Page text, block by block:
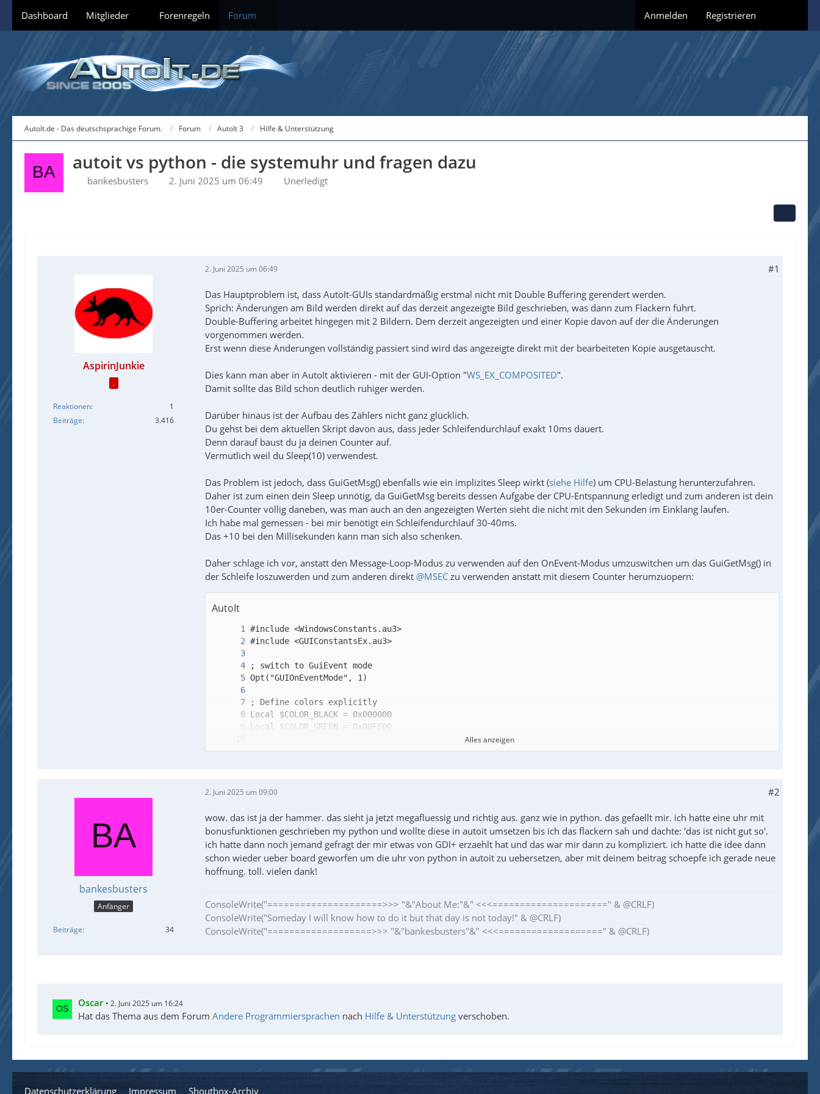
Dashboard Mitglieder Forenregeln Forum Anmelden Registrieren
AutoIt.de - Das deutschsprachige Forum. Forum AutoIt 3 Hilfe & Unterstützung
autoit vs python - die systemuhr und fragen dazu
bankesbusters 2. Juni 2025 um 06:49 Unerledigt
AspirinJunkie
.
Reaktionen
1
Beiträge
3.416
2. Juni 2025 um 06:49 #1
Das Hauptproblem ist, dass AutoIt-GUIs standardmäßig erstmal nicht mit Double Buffering gerendert werden.
Sprich: Änderungen am Bild werden direkt auf das derzeit angezeigte Bild geschrieben, was dann zum Flackern führt.
Double-Buffering arbeitet hingegen mit 2 Bildern. Dem derzeit angezeigten und einer Kopie davon auf der die Änderungen
vorgenommen werden.
Erst wenn diese Änderungen vollständig passiert sind wird das angezeigte direkt mit der bearbeiteten Kopie ausgetauscht.
Dies kann man aber in AutoIt aktivieren - mit der GUI-Option "WS_EX_COMPOSITED".
Damit sollte das Bild schon deutlich ruhiger werden.
Darüber hinaus ist der Aufbau des Zählers nicht ganz glücklich.
Du gehst bei dem aktuellen Skript davon aus, dass jeder Schleifendurchlauf exakt 10ms dauert.
Denn darauf baust du ja deinen Counter auf.
Vermutlich weil du Sleep(10) verwendest.
Das Problem ist jedoch, dass GuiGetMsg() ebenfalls wie ein implizites Sleep wirkt (siehe Hilfe) um CPU-Belastung herunterzufahren.
Daher ist zum einen dein Sleep unnötig, da GuiGetMsg bereits dessen Aufgabe der CPU-Entspannung erledigt und zum anderen ist dein
10er-Counter völlig daneben, was man auch an den angezeigten Werten sieht die nicht mit den Sekunden im Einklang laufen.
Ich habe mal gemessen - bei mir benötigt ein Schleifendurchlauf 30-40ms.
Das +10 bei den Millisekunden kann man sich also schenken.
Daher schlage ich vor, anstatt den Message-Loop-Modus zu verwenden auf den OnEvent-Modus umzuswitchen um das GuiGetMsg() in
der Schleife loszuwerden und zum anderen direkt @MSEC zu verwenden anstatt mit diesem Counter herumzuopern:
AutoIt
Alles anzeigen
bankesbusters
Anfänger
Beiträge 34
2. Juni 2025 um 09:00 #2
wow. das ist ja der hammer. das sieht ja jetzt megafluessig und richtig aus. ganz wie in python. das gefaellt mir. ich hatte eine uhr mit
bonusfunktionen geschrieben my python und wollte diese in autoit umsetzen bis ich das flackern sah und dachte: 'das ist nicht gut so'.
ich hatte dann noch jemand gefragt der mir etwas von GDI+ erzaehlt hat und das war mir dann zu kompliziert. ich hatte die idee dann
schon wieder ueber board geworfen um die uhr von python in autoit zu uebersetzen, aber mit deinem beitrag schoepfe ich gerade neue
hoffnung. toll. vielen dank!
ConsoleWrite("=====================>>> "&"About Me:"&" <<<=====================" & @CRLF)
ConsoleWrite("Someday I will know how to do it but that day is not today!" & @CRLF)
ConsoleWrite("===================>>> "&"bankesbusters"&" <<<===================" & @CRLF)
Oscar 2. Juni 2025 um 16:24
Hat das Thema aus dem Forum Andere Programmiersprachen nach Hilfe & Unterstützung verschoben.
Datenschutzerklärung Impressum Shoutbox-Archiv